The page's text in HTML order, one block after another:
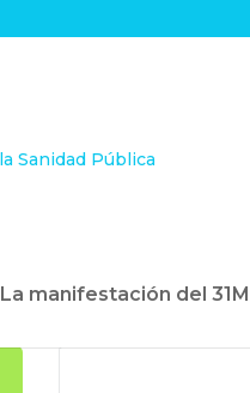
La manifestación del 31M